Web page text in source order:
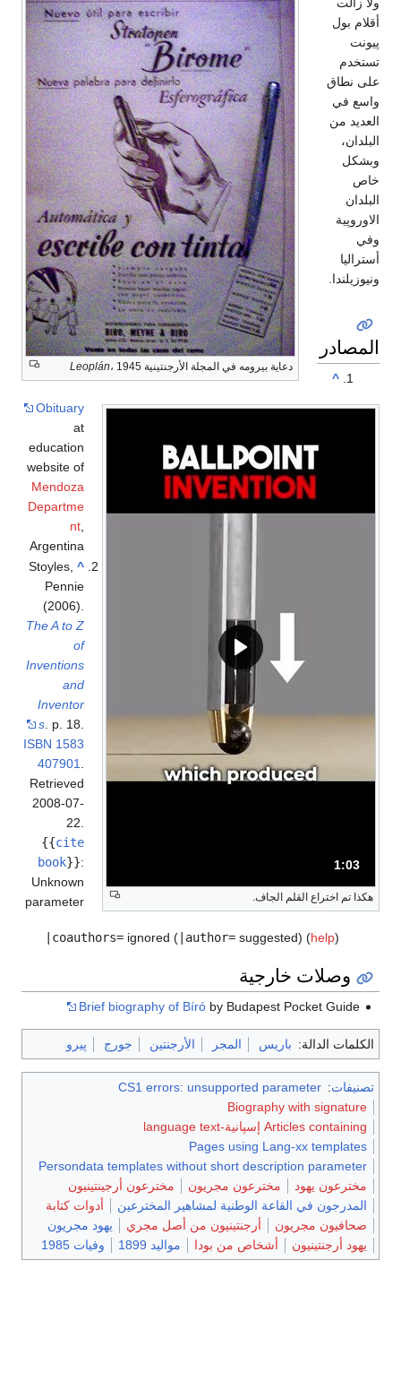
دعاية بيرومه في المجلة الأرجنتينية Leoplán، 1945
ولا زالت
أقلام بول
پيونت
تستخدم
على نطاق
واسع في
العديد من
البلدان،
وبشكل
خاص
البلدان
الاوروپية
وفي
أستراليا
ونيوزيلندا.
المدة: دقائق و 3 ثواني.
1:03
هكذا تم اختراع القلم الجاف.
المصادر
^
Obituary
at
education
website of
Mendoza
Departme
nt
Argentina
^
Stoyles,
Pennie
(2006).
The A to Z
of
Inventions
and
Inventor
s . p. 18.
ISBN 1583
407901
Retrieved
2008-07-
22
{{cite
book}}:
Unknown
parameter
|coauthors= ignored ( |author= suggested) (help)
وصلات خارجية
Brief biography of Bíróby Budapest Pocket Guide
الكلمات الدالة: باريس المجر الأرجنتين جورج پيرو
تصنيفات:
CS1 errors: unsupported parameter
Biography with signature
Articles containing إسپانية-language text
Pages using Lang-xx templates
Persondata templates without short description parameter
مخترعون يهود
مخترعون مجريون
مخترعون أرجينتينيون
المدرجون في القاعة الوطنية لمشاهير المخترعين
أدوات كتابة
صحافيون مجريون
أرجنتينيون من أصل مجري
يهود مجريون
يهود أرجنتينيون
أشخاص من بودا مواليد 1899 وفيات 1985